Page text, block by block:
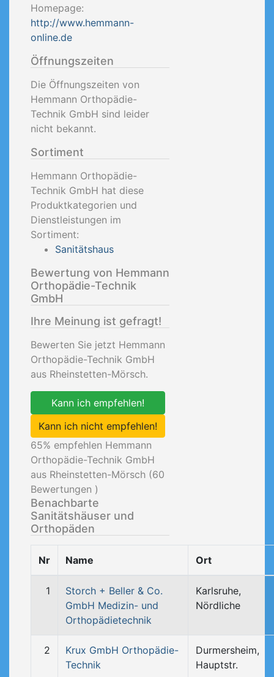
Homepage:
http://www.hemmann-
online.de
Öffnungszeiten
Die Öffnungszeiten von
Hemmann Orthopädie-
Technik GmbH sind leider
nicht bekannt.
Sortiment
Hemmann Orthopädie-
Technik GmbH hat diese
Produktkategorien und
Dienstleistungen im
Sortiment:
Sanitätshaus
Bewertung von Hemmann
Orthopädie-Technik
GmbH
Ihre Meinung ist gefragt!
Bewerten Sie jetzt Hemmann
Orthopädie-Technik GmbH
aus Rheinstetten-Mörsch.
Kann ich empfehlen!
Kann ich nicht empfehlen!
65% empfehlen Hemmann
Orthopädie-Technik GmbH
aus Rheinstetten-Mörsch (60
Bewertungen )
Benachbarte
Sanitätshäuser und
Orthopäden
Nr Name Ort
1
Storch + Beller & Co.
GmbH Medizin- und
Orthopädietechnik
Karlsruhe,
Nördliche
2
Krux GmbH Orthopädie-
Technik
Durmersheim,
Hauptstr.